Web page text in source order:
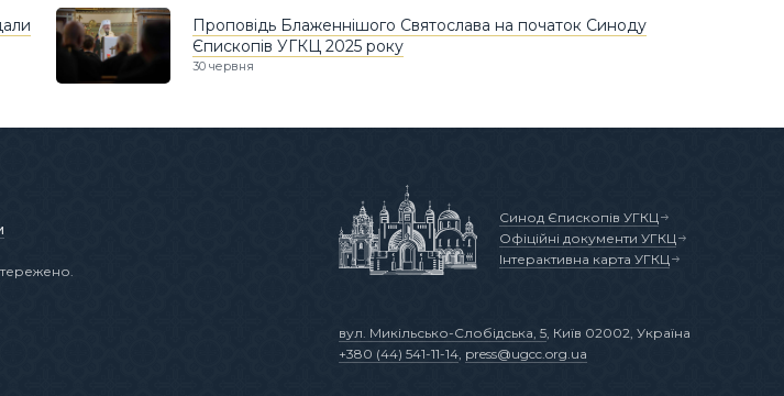
Проповідь Блаженнішого Святослава на початок Синоду
Єпископів УГКЦ 2025 року
30 червня
вул. Микільсько-Слобідська, 5 , Київ 02002, Україна
+380 (44) 541-11-14 press@ugcc.org.ua
Синод Єпископів УГКЦ
Офіційні документи УГКЦ
Інтерактивна карта УГКЦ